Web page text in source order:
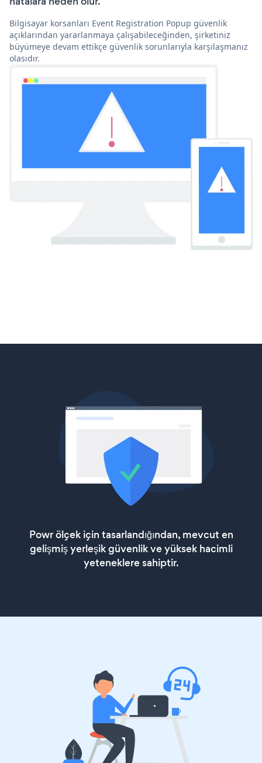
Bilgisayar korsanları Event Registration Popup güvenlik
açıklarından yararlanmaya çalışabileceğinden, şirketiniz
büyümeye devam ettikçe güvenlik sorunlarıyla karşılaşmanız
olasıdır.
Powr ölçek için tasarlandığından, mevcut en
gelişmiş yerleşik güvenlik ve yüksek hacimli
yeteneklere sahiptir.